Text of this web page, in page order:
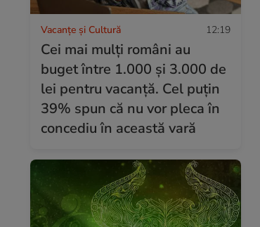
Vacanțe și Cultură 12:19
Cei mai mulți români au
buget între 1.000 și 3.000 de
lei pentru vacanță. Cel puțin
39% spun că nu vor pleca în
concediu în această vară